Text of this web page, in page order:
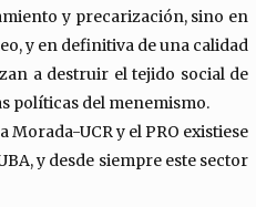
y precarización, sino en
y en definitiva de una calidad
a destruir el tejido social de
políticas del menemismo.
UCR y el PRO existiese
y desde siempre este sector